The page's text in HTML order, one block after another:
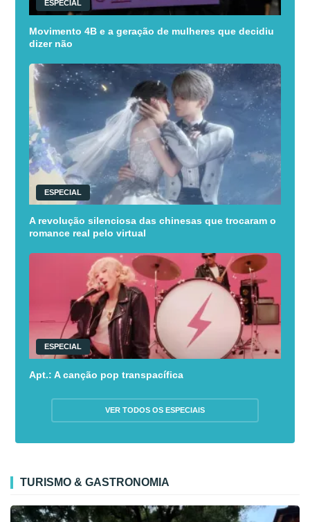
ESPECIAL
Movimento 4B e a geração de mulheres que decidiu
dizer não
ESPECIAL
A revolução silenciosa das chinesas que trocaram o
romance real pelo virtual
ESPECIAL
Apt.: A canção pop transpacífica
VER TODOS OS ESPECIAIS
TURISMO & GASTRONOMIA